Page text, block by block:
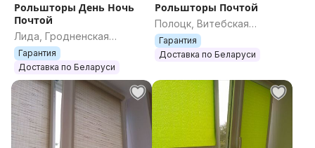
Рольшторы День Ночь
Почтой
Лида, Гродненская
область
Гарантия
Доставка по Беларуси
Рольшторы Почтой
Полоцк, Витебская
область
Гарантия
Доставка по Беларуси